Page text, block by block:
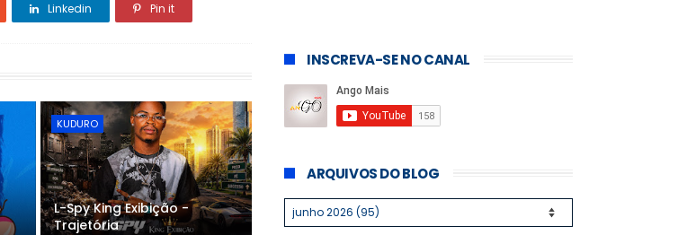
Linkedin Pin it
KUDURO
L-Spy King Exibição -
Trajetória
INSCREVA-SE NO CANAL
ARQUIVOS DO BLOG